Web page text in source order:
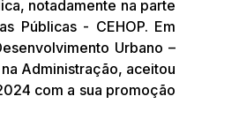
notadamente na parte
Públicas - CEHOP. Em
Urbano –
Administração, aceitou
com a sua promoção